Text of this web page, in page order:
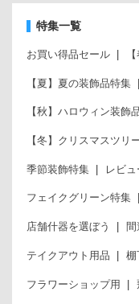
特集一覧
お買い得品セール
【夏】夏の装飾品特集
【秋】ハロウィン装飾
【冬】クリスマスツリ
季節装飾特集 レビ
フェイクグリーン特集
店舗什器を選ぼう
テイクアウト用品 棚
フラワーショップ用